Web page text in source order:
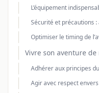
L’équipement
Sécurité et précautions
Optimiser le timing de
Vivre son aventure
Adhérer aux principes
Agir avec respect